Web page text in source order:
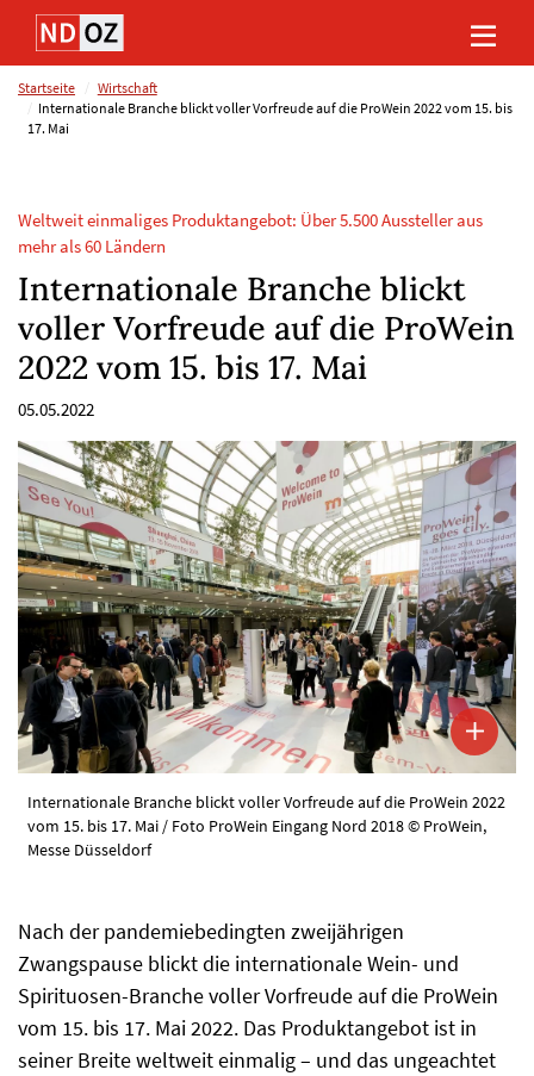
Direkt
Inhalt
(Eingabetaste)
Direkt
Hauptmenu
(Eingabetaste)
Direkt
Suche
(Eingabetaste)
Direkt
Footer
(Eingabetaste)
Startseite
Wirtschaft
Internationale Branche blickt voller Vorfreude auf die ProWein 2022 vom 15. bis
17. Mai
Weltweit einmaliges Produktangebot: Über 5.500 Aussteller aus
mehr als 60 Ländern
Internationale Branche blickt
voller Vorfreude auf die ProWein
2022 vom 15. bis 17. Mai
05.05.2022
Internationale Branche blickt voller Vorfreude auf die ProWein 2022
vom 15. bis 17. Mai / Foto ProWein Eingang Nord 2018 © ProWein,
Messe Düsseldorf
Nach der pandemiebedingten zweijährigen
Zwangspause blickt die internationale Wein- und
Spirituosen-Branche voller Vorfreude auf die ProWein
vom 15. bis 17. Mai 2022. Das Produktangebot ist in
seiner Breite weltweit einmalig – und das ungeachtet